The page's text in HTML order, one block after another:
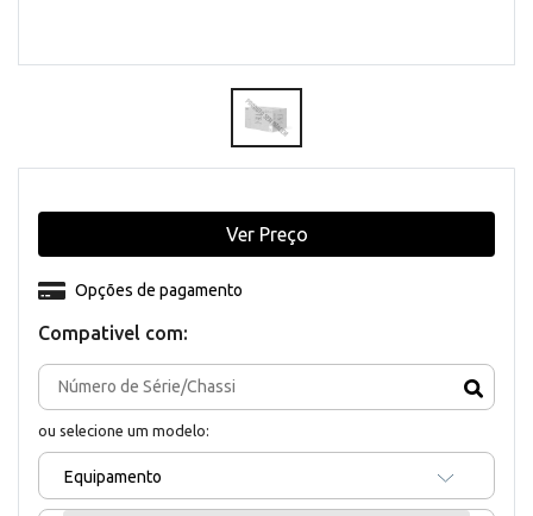
Compativel com:
ou selecione um modelo:
Equipamento
Opções de pagamento
Ver Preço